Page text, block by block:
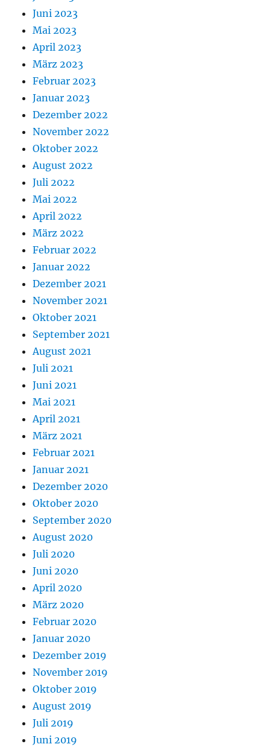
Juni 2023
Mai 2023
April 2023
März 2023
Februar 2023
Januar 2023
Dezember 2022
November 2022
Oktober 2022
August 2022
Juli 2022
Mai 2022
April 2022
März 2022
Februar 2022
Januar 2022
Dezember 2021
November 2021
Oktober 2021
September 2021
August 2021
Juli 2021
Juni 2021
Mai 2021
April 2021
März 2021
Februar 2021
Januar 2021
Dezember 2020
Oktober 2020
September 2020
August 2020
Juli 2020
Juni 2020
April 2020
März 2020
Februar 2020
Januar 2020
Dezember 2019
November 2019
Oktober 2019
August 2019
Juli 2019
Juni 2019